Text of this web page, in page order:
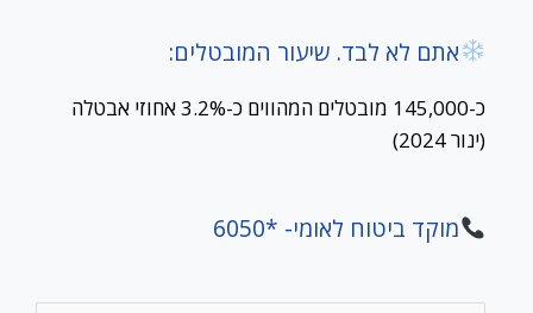
אתם לא לבד. שיעור המובטלים:
כ-145,000 מובטלים המהווים כ-3.2% אחוזי אבטלה
(ינור 2024)
מוקד ביטוח לאומי- *6050